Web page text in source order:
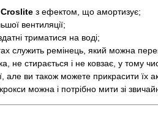
Croslite з ефектом, що амортизує;
вентиляції;
триматися на воді;
служить ремінець, який можна
не стирається і не ковзає, у тому
але ви також можете прикрасити їх
можна і потрібно мити зі